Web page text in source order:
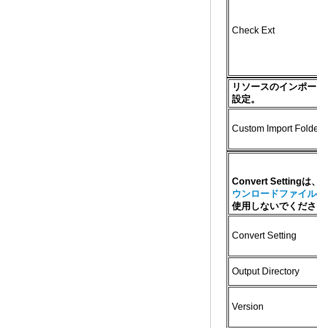
Check Ext
リソースのインポ
設定。
Custom Import
Convert Settingは、
ウンロードファイル
使用しないでくだ
Convert Setting
Output Directory
Version